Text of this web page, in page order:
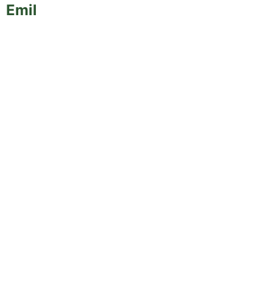
Emil